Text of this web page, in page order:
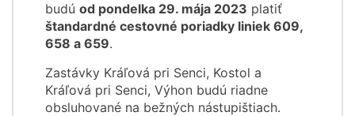
budú od pondelka 29. mája 2023 platiť
štandardné cestovné poriadky liniek 609,
658 a 659.
Zastávky Kráľová pri Senci, Kostol a
Kráľová pri Senci, Výhon budú riadne
obsluhované na bežných nástupištiach.